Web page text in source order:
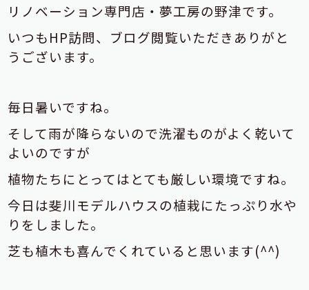
リノベーション専門店・夢工房の野津です。
いつもHP訪問、ブログ閲覧いただきありがと
うございます。
毎日暑いですね。
そして雨が降らないので洗濯ものがよく乾いて
よいのですが
植物たちにとってはとても厳しい環境ですね。
今日は斐川モデルハウスの植栽にたっぷり水や
りをしました。
芝も植木も喜んでくれていると思います(^^)